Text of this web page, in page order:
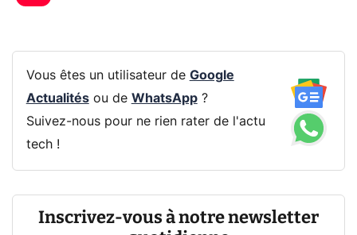
Vous êtes un utilisateur de Google
Actualitésou de WhatsApp?
Suivez-nous pour ne rien rater de l'actu
tech !
Inscrivez-vous à notre newsletter